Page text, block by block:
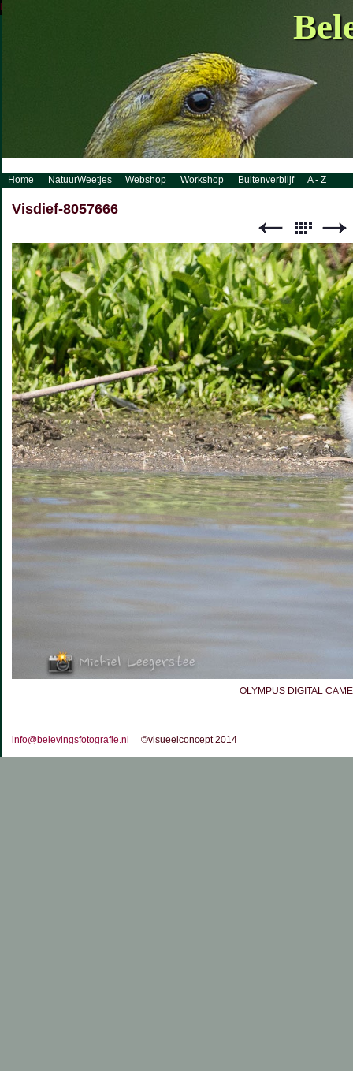
http://www.visueelconcept.nl/sitemap.xml.gz
Home NatuurWeetjes Webshop Workshop Buitenverblijf A - Z
Visdief-8057666
OLYMPUS DIGITAL
info@belevingsfotografie.nl ©visueelconcept 2014